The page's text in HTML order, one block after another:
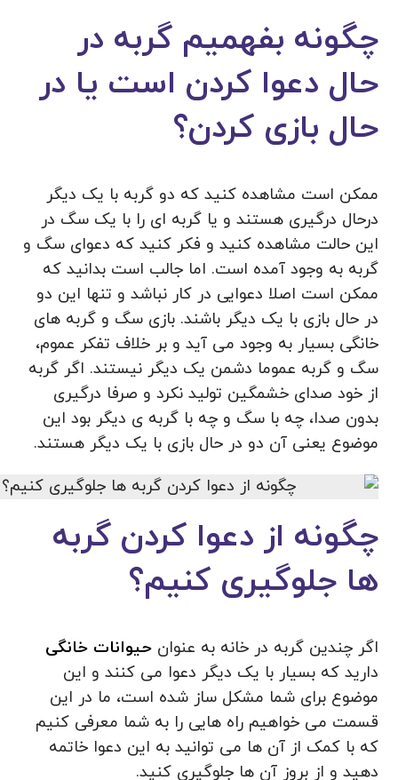
چگونه بفهمیم گربه در
حال دعوا کردن است یا در
حال بازی کردن؟
ممکن است مشاهده کنید که دو گربه با یک دیگر
درحال درگیری هستند و یا گربه ای را با یک سگ در
این حالت مشاهده کنید و فکر کنید که دعوای سگ و
گربه به وجود آمده است. اما جالب است بدانید که
ممکن است اصلا دعوایی در کار نباشد و تنها این دو
در حال بازی با یک دیگر باشند. بازی سگ و گربه های
خانگی بسیار به وجود می آید و بر خلاف تفکر عموم،
سگ و گربه عموما دشمن یک دیگر نیستند. اگر گربه
از خود صدای خشمگین تولید نکرد و صرفا درگیری
بدون صدا، چه با سگ و چه با گربه ی دیگر بود این
موضوع یعنی آن دو در حال بازی با یک دیگر هستند.
چگونه از دعوا کردن گربه
ها جلوگیری کنیم؟
اگر چندین گربه در خانه به عنوانحیوانات خانگی
دارید که بسیار با یک دیگر دعوا می کنند و این
موضوع برای شما مشکل ساز شده است، ما در این
قسمت می خواهیم راه هایی را به شما معرفی کنیم
که با کمک از آن ها می توانید به این دعوا خاتمه
دهید و از بروز آن ها جلوگیری کنید.